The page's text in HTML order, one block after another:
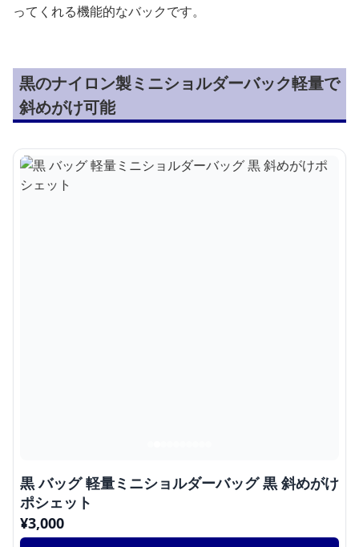
ってくれる機能的なバックです。
黒のナイロン製ミニショルダーバック軽量で
斜めがけ可能
黒 バッグ 軽量ミニショルダーバッグ 黒 斜めがけ
ポシェット
¥3,000